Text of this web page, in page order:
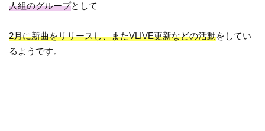
人組のグループとして
2月に新曲をリリースし、またVLIVE更新などの活動をしてい
るようです。